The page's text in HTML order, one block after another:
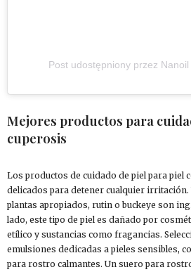
Post udostępniony przez
Mejores productos para
cuperosis
Los productos de cuidado de piel para piel
delicados para detener cualquier
plantas apropiados, rutin o buckeye son
lado, este tipo de piel es dañado por
etílico y sustancias como fragancias.
emulsiones dedicadas a pieles sensibles,
para rostro calmantes. Un suero para